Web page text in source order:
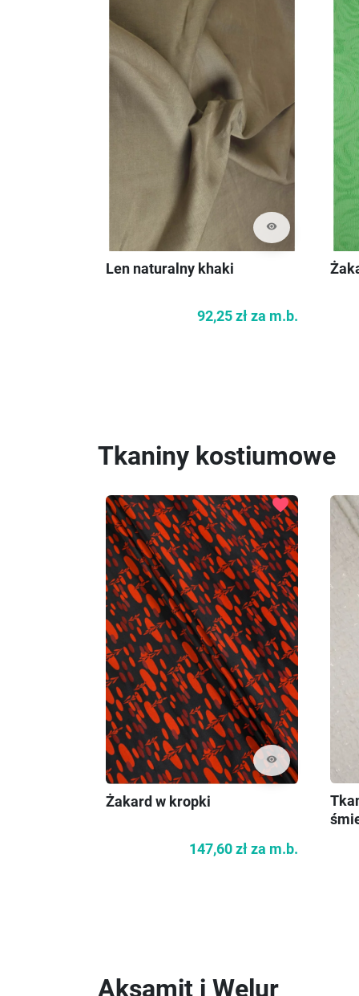
visibility
Len naturalny khaki
92,25 złza m.b.
Tkaniny kostiumowe
visibility
favorite
Żakard w kropki
147,60 złza m.b.
Aksamit i Welur